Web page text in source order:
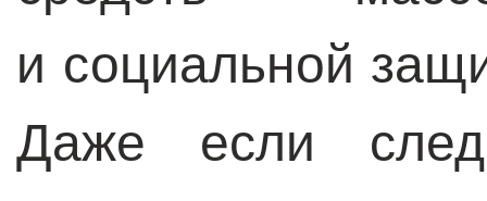
и социальной
Даже если